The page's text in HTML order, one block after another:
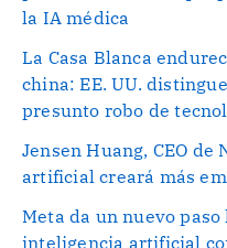
la IA médica
La Casa Blanca
china: EE. UU.
presunto robo de
Jensen Huang, CEO
artificial creará más
Meta da un nuevo
inteligencia artificial